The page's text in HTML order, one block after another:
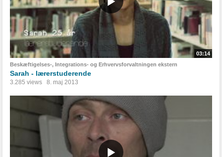
03:14
Beskæftigelses-, Integrations- og Erhvervsforvaltningen ekstern
Sarah - lærerstuderende
3.285 views 8. maj 2013